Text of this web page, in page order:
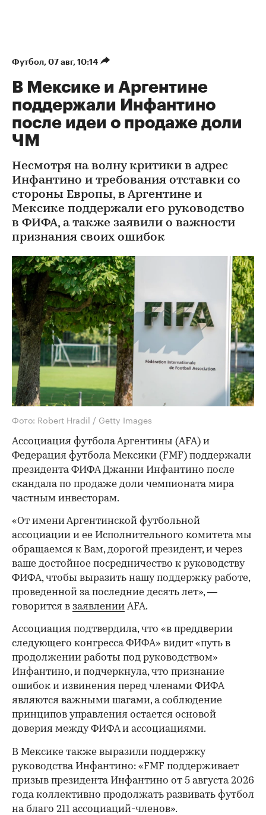
Футбол⁠, 07 авг, 10:14
В Мексике и Аргентине
поддержали Инфантино
после идеи о продаже доли
ЧМ
Несмотря на волну критики в адрес
Инфантино и требования отставки со
стороны Европы, в Аргентине и
Мексике поддержали его руководство
в ФИФА, а также заявили о важности
признания своих ошибок
Фото: Robert Hradil / Getty Images
Ассоциация футбола Аргентины (AFA) и
Федерация футбола Мексики (FMF) поддержали
президента ФИФА Джанни Инфантино после
скандала по продаже доли чемпионата мира
частным инвесторам.
«От имени Аргентинской футбольной
ассоциации и ее Исполнительного комитета мы
обращаемся к Вам, дорогой президент, и через
ваше достойное посредничество к руководству
ФИФА, чтобы выразить нашу поддержку работе,
проведенной за последние десять лет», —
говорится в заявлении AFA.
Ассоциация подтвердила, что «в преддверии
следующего конгресса ФИФА» видит «путь в
продолжении работы под руководством»
Инфантино, и подчеркнула, что признание
ошибок и извинения перед членами ФИФА
являются важными шагами, а соблюдение
принципов управления остается основой
доверия между ФИФА и ассоциациями.
В Мексике также выразили поддержку
руководства Инфантино: «FMF поддерживает
призыв президента Инфантино от 5 августа 2026
года коллективно продолжать развивать футбол
на благо 211 ассоциаций-членов».